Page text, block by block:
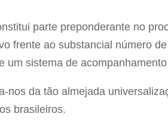
parte preponderante no
frente ao substancial número
um sistema de
nos da tão almejada
brasileiros.